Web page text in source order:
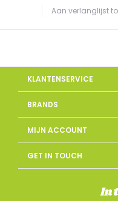
Aan verlanglijst
KLANTENSERVICE
BRANDS
MIJN ACCOUNT
GET IN TOUCH